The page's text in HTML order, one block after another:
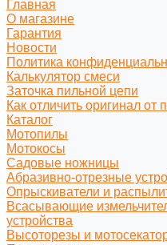
Главная
О магазине
Гарантия
Новости
Политика
Калькулятор смеси
Заточка пильной цепи
Как отличить оригинал от
Каталог
Мотопилы
Мотокосы
Садовые ножницы
Абразивно-отрезные
Опрыскиватели и
Всасывающие
устройства
Высоторезы и